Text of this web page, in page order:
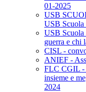
01-2025
USB
USB Scuola
USB Scuola
guerra e chi
CISL -
ANIEF -
FLC CGIL -
insieme e
2024